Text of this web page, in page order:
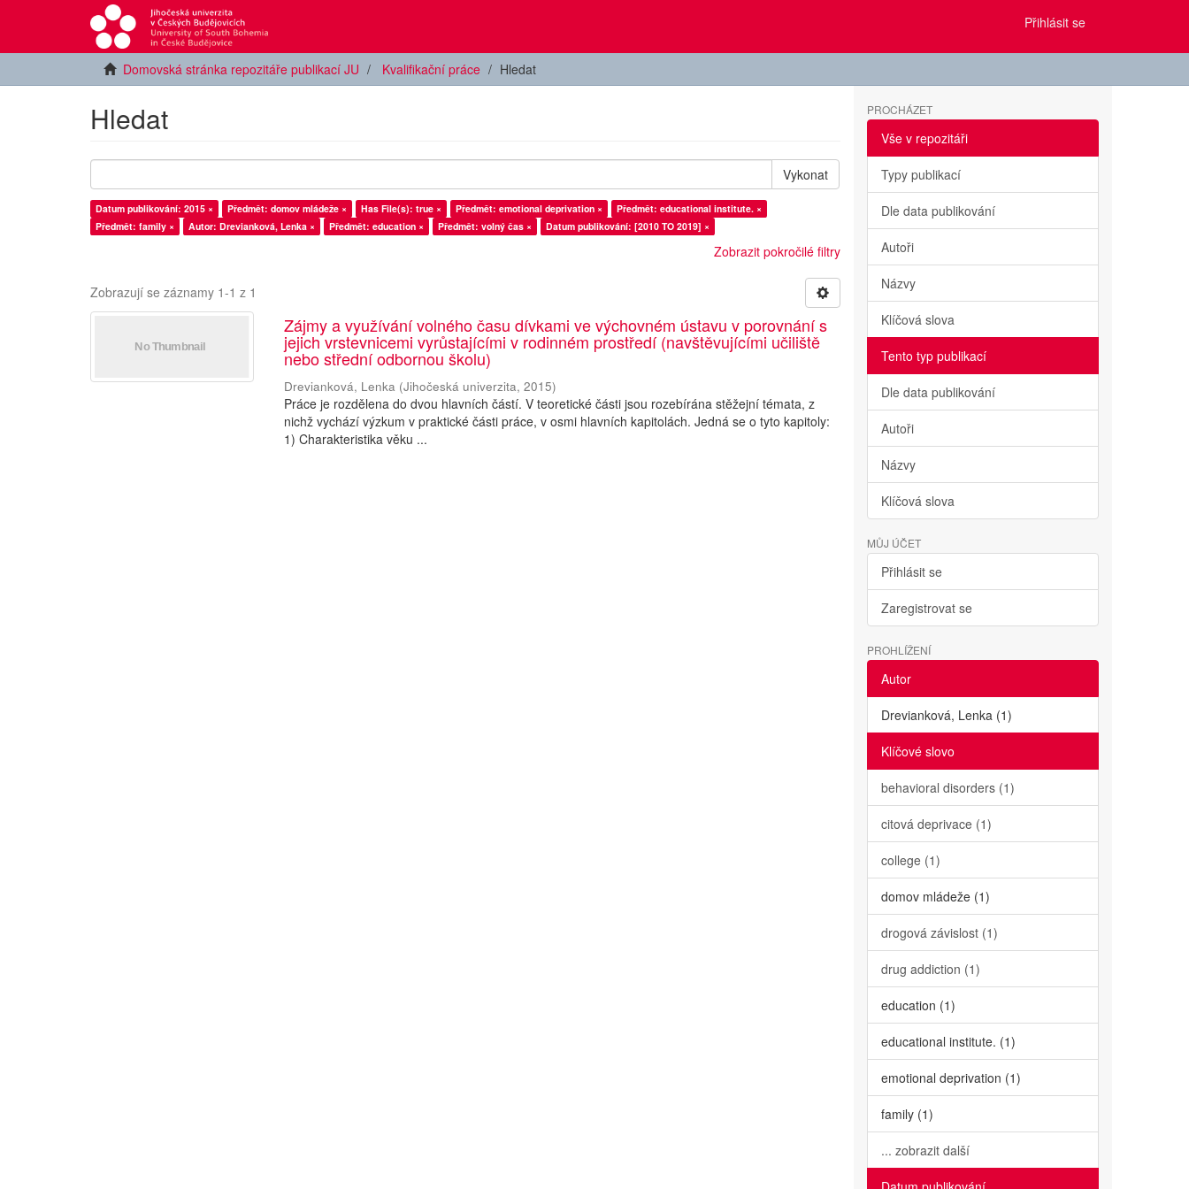
Přihlásit se
Domovská stránka repozitáře publikací JU Kvalifikační práce Hledat
Hledat
Vykonat
Datum publikování: 2015 × Předmět: domov mládeže × Has File(s): true × Předmět: emotional deprivation ×
Předmět: educational institute. ×
Předmět: family ×
Autor: Drevianková, Lenka × Předmět: education × Předmět: volný čas × Datum publikování: [2010 TO 2019] ×
Zobrazit pokročilé filtry
Zobrazují se záznamy 1-1 z 1
Zájmy a využívání volného času dívkami ve výchovném ústavu v porovnání s
jejich vrstevnicemi vyrůstajícími v rodinném prostředí (navštěvujícími učiliště
nebo střední odbornou školu)
Drevianková, Lenka (Jihočeská univerzita,2015)
Práce je rozdělena do dvou hlavních částí. V teoretické části jsou rozebírána stěžejní témata, z
nichž vychází výzkum v praktické části práce, v osmi hlavních kapitolách. Jedná se o tyto kapitoly:
1) Charakteristika věku ...
PROCHÁZET
Vše v repozitáři
Typy publikací
Dle data publikování
Autoři
Názvy
Klíčová slova
Tento typ publikací
Dle data publikování
Autoři
Názvy
Klíčová slova
MŮJ ÚČET
Přihlásit se
Zaregistrovat se
PROHLÍŽENÍ
Autor
Drevianková, Lenka (1)
Klíčové slovo
behavioral disorders (1)
citová deprivace (1)
college (1)
domov mládeže (1)
drogová závislost (1)
drug addiction (1)
education (1)
educational institute. (1)
emotional deprivation (1)
family (1)
... zobrazit další